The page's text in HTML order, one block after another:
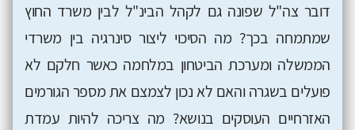
דובר צה"ל שפונה גם לקהל הבינ"ל לבין משרד החוץ
שמתמחה בכך? מה הסיכוי ליצור סינרגיה בין משרדי
הממשלה ומערכת הביטחון במלחמה כאשר חלקם לא
פועלים בשגרה והאם לא נכון לצמצם את מספר הגורמים
האזרחיים העוסקים בנושא? מה צריכה להיות עמדת